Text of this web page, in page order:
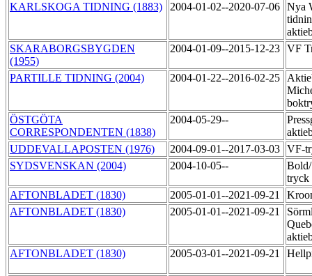
KARLSKOGA TIDNING (1883)
2004-01-02--2020-07-06 Nya
SKARABORGSBYGDEN
(1955)
2004-01-09--2015-12-23 VF
PARTILLE TIDNING (2004) 2004-01-22--2016-02-25
ÖSTGÖTA
CORRESPONDENTEN (1838)
2004-05-29--
UDDEVALLAPOSTEN (1976)
2004-09-01--2017-03-03 VF-
SYDSVENSKAN (2004)
2004-10-05--
Bold/
tryck
AFTONBLADET (1830)
2005-01-01--2021-09-21
AFTONBLADET (1830)
2005-01-01--2021-09-21
AFTONBLADET (1830)
2005-03-01--2021-09-21